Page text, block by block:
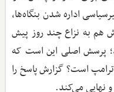
هم پیش‌‌رو می‌گذارد؛ شرط لازم برای غیرسیاسی اداره شدن بنگاه‌‎ها،
به نزاع چند روز پیش
پرسش اصلی این است که
است؟ گزارش پاسخ را
نهایی می‌کند.